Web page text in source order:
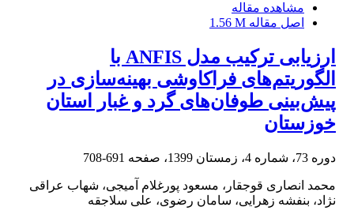
مشاهده مقاله
اصل مقاله 1.56 M
ارزیابی ترکیب مدل ANFIS با
الگوریتم‌های فراکاوشی بهینه‌سازی در
پیش‌بینی طوفان‌های گرد و غبار استان
خوزستان
دوره 73، شماره 4، زمستان 1399، صفحه 691-708
محمد انصاری قوجقار، مسعود پورغلام آمیجی، شهاب عراقی
نژاد، بنفشه زهرایی، سامان رضوی، علی سلاجقه